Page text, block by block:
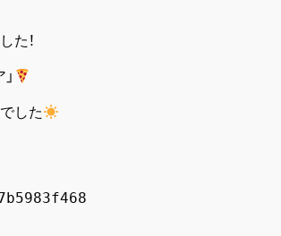
た！
した